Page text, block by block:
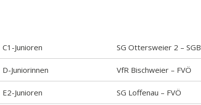
C1-Junioren SG Ottersweier 2 – SGB
D-Juniorinnen VfR Bischweier – FVÖ
E2-Junioren SG Loffenau – FVÖ